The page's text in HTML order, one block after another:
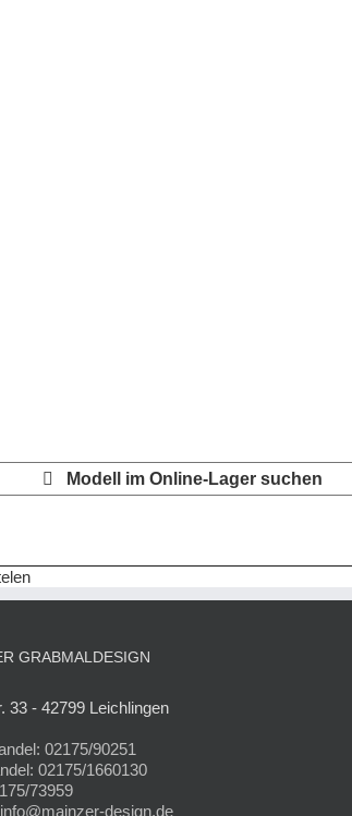
Modell im Online-Lager suchen
GRABMALDESIGN
33 - 42799 Leichlingen
02175/90251
02175/1660130
73959
info@mainzer-design.de